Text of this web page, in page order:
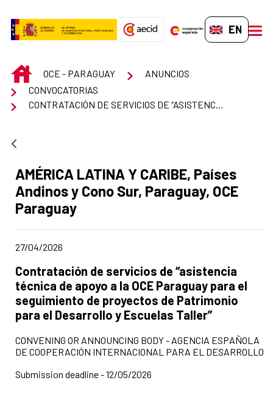
EN-GB
INICIOOCE - PARAGUAY
ANUNCIOS
CONVOCATORIAS
Ad section:
AMÉRICA LATINA Y CARIBE, Países
Andinos y Cono Sur, Paraguay, OCE
Paraguay
Date of publication of the news item
27/04/2026
Title of the announcement:
Contratación de servicios de “asistencia
técnica de apoyo a la OCE Paraguay para el
seguimiento de proyectos de Patrimonio
para el Desarrollo y Escuelas Taller”
CONVENING OR ANNOUNCING BODY - AGENCIA ESPAÑOLA
DE COOPERACIÓN INTERNACIONAL PARA EL DESARROLLO
Submission deadline - 12/05/2026